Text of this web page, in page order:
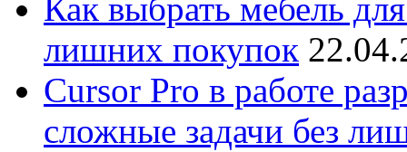
Как выбрать мебель
лишних покупок
Cursor Pro в работе
сложные задачи без